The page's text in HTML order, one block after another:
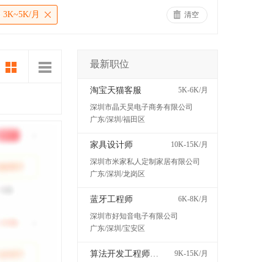
3K~5K/月 清空
最新职位
淘宝天猫客服
5K-6K/月
深圳市晶天昊电子商务有限公司
广东/深圳/福田区
家具设计师
10K-15K/月
深圳市米家私人定制家居有限公司
广东/深圳/龙岗区
蓝牙工程师
6K-8K/月
深圳市好知音电子有限公司
广东/深圳/宝安区
算法开发工程师（医疗器械）
9K-15K/月